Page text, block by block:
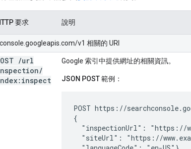
要求 說明
v1 相關的 URI
/url
/
Google 索引中提供網址的相關資訊。
JSON POST 範例：
POST https://
{
"inspectionUrl": "https://
"siteUrl": "https://